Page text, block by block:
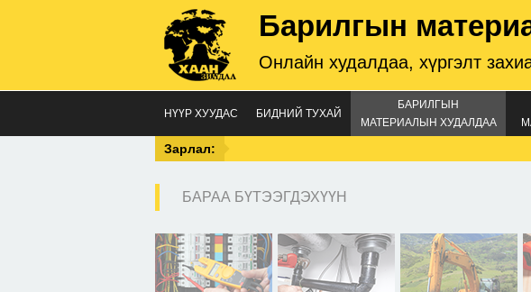
Барилгын
Онлайн худалдаа, хүргэлт
НҮҮР ХУУДАС БИДНИЙ ТУХАЙ
БАРИЛГЫН
МАТЕРИАЛЫН ХУДАЛДАА
Зарлал:
БАРАА БҮТЭЭГДЭХҮҮН
3418 кодтой саарал
өнгөтэй.